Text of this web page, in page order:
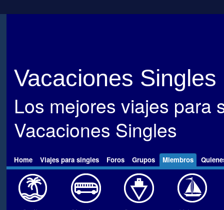
Vacaciones Singles
Los mejores viajes para
Vacaciones Singles
Home Viajes para singles Foros Grupos Miembros